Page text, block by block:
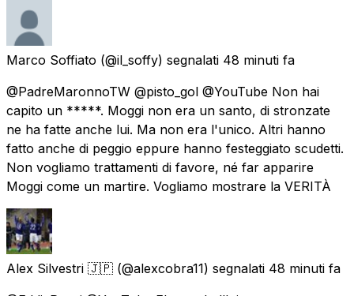
Marco Soffiato (@il_soffy) segnalati 48 minuti fa
@PadreMaronnoTW @pisto_gol @YouTube Non hai
capito un *****. Moggi non era un santo, di stronzate
ne ha fatte anche lui. Ma non era l'unico. Altri hanno
fatto anche di peggio eppure hanno festeggiato scudetti.
Non vogliamo trattamenti di favore, né far apparire
Moggi come un martire. Vogliamo mostrare la VERITÀ
Alex Silvestri 🇯🇵 (@alexcobra11) segnalati 48 minuti fa